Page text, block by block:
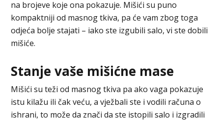
na brojeve koje ona pokazuje. Mišići su puno
kompaktniji od masnog tkiva, pa će vam zbog toga
odjeća bolje stajati – iako ste izgubili salo, vi ste dobili
mišiće.
Stanje vaše mišićne mase
Mišići su teži od masnog tkiva pa ako vaga pokazuje
istu kilažu ili čak veću, a vježbali ste i vodili računa o
ishrani, to može da znači da ste istopili salo i izgradili